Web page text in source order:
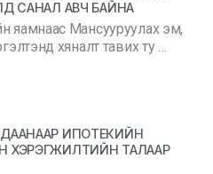
САНАЛ АВЧ БАЙНА
яамнаас Мансууруулах эм,
хяналт тавих ту …
ИПОТЕКИЙН
ХЭРЭГЖИЛТИЙН ТАЛААР